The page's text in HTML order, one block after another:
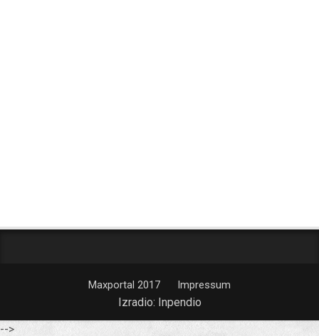
Maxportal 2017 Impressum
Izradio: Inpendio
-->